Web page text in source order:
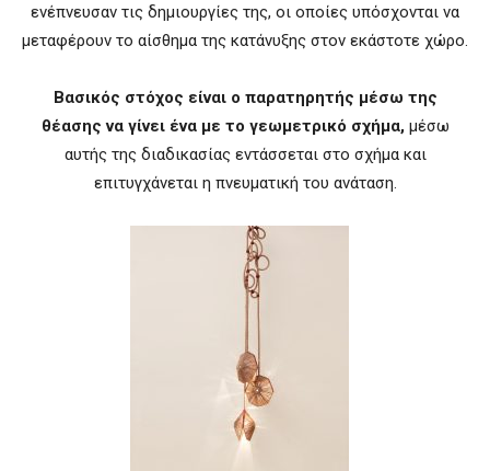
ενέπνευσαν τις δημιουργίες της, οι οποίες υπόσχονται να
μεταφέρουν το αίσθημα της κατάνυξης στον εκάστοτε χώρο.
Βασικός στόχος είναι ο παρατηρητής μέσω της
θέασης να γίνει ένα με το γεωμετρικό σχήμα,μέσω
αυτής της διαδικασίας εντάσσεται στο σχήμα και
επιτυγχάνεται η πνευματική του ανάταση.